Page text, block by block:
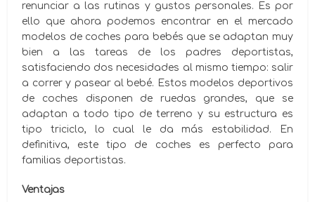
renunciar a las rutinas y gustos personales. Es por
ello que ahora podemos encontrar en el mercado
modelos de coches para bebés que se adaptan muy
bien a las tareas de los padres deportistas,
satisfaciendo dos necesidades al mismo tiempo: salir
a correr y pasear al bebé. Estos modelos deportivos
de coches disponen de ruedas grandes, que se
adaptan a todo tipo de terreno y su estructura es
tipo triciclo, lo cual le da más estabilidad. En
definitiva, este tipo de coches es perfecto para
familias deportistas.
Ventajas